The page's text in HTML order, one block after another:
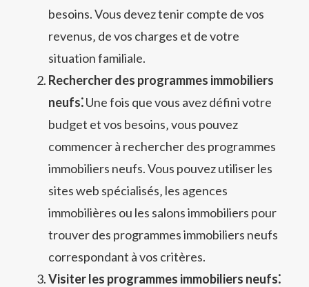
besoins. Vous devez tenir compte de vos
revenus‚ de vos charges et de votre
situation familiale.
Rechercher des programmes immobiliers
neufs⁚Une fois que vous avez défini votre
budget et vos besoins‚ vous pouvez
commencer à rechercher des programmes
immobiliers neufs. Vous pouvez utiliser les
sites web spécialisés‚ les agences
immobilières ou les salons immobiliers pour
trouver des programmes immobiliers neufs
correspondant à vos critères.
Visiter les programmes immobiliers neufs⁚